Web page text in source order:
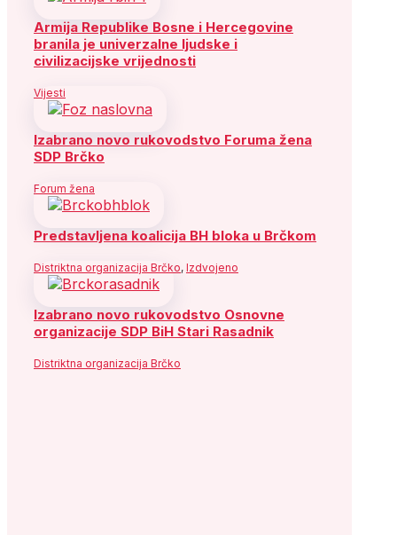
Armija Republike Bosne i Hercegovine
branila je univerzalne ljudske i
civilizacijske vrijednosti
Vijesti
Izabrano novo rukovodstvo Foruma žena
SDP Brčko
Forum žena
Predstavljena koalicija BH bloka u Brčkom
Distriktna organizacija Brčko, Izdvojeno
Izabrano novo rukovodstvo Osnovne
organizacije SDP BiH Stari Rasadnik
Distriktna organizacija Brčko